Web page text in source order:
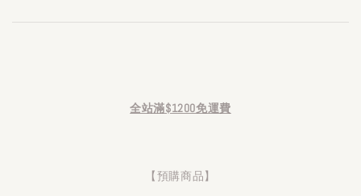
全站滿$1200免運費
【預購商品】